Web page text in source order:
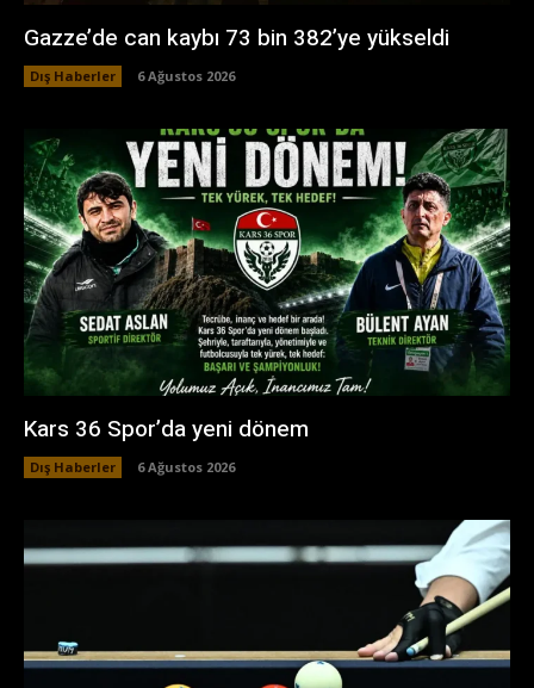
Gazze’de can kaybı 73 bin 382’ye yükseldi
Dış Haberler 6 Ağustos 2026
Kars 36 Spor’da yeni dönem
Dış Haberler 6 Ağustos 2026